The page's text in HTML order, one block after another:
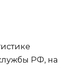
РФ, на